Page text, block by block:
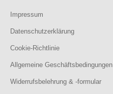
Impressum
Datenschutzerklärung
Cookie-Richtlinie
Allgemeine Geschäftsbedingungen
Widerrufsbelehrung & -formular